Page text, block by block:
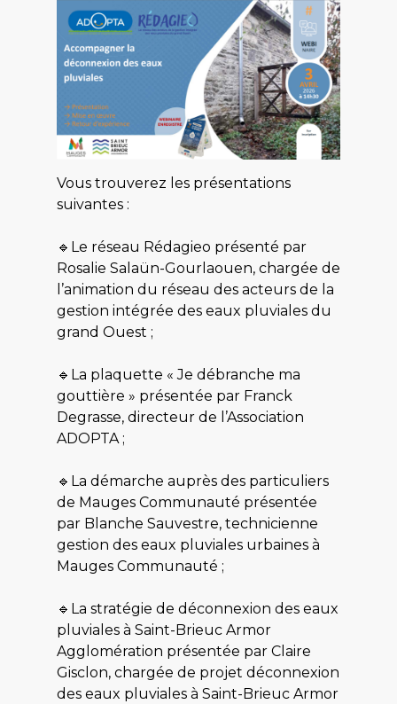
Vous trouverez les présentations
suivantes :
🔹Le réseau Rédagieo présenté par
Rosalie Salaün-Gourlaouen, chargée de
l’animation du réseau des acteurs de la
gestion intégrée des eaux pluviales du
grand Ouest ;
🔹La plaquette « Je débranche ma
gouttière » présentée par Franck
Degrasse, directeur de l’Association
ADOPTA ;
🔹La démarche auprès des particuliers
de Mauges Communauté présentée
par Blanche Sauvestre, technicienne
gestion des eaux pluviales urbaines à
Mauges Communauté ;
🔹La stratégie de déconnexion des eaux
pluviales à Saint-Brieuc Armor
Agglomération présentée par Claire
Gisclon, chargée de projet déconnexion
des eaux pluviales à Saint-Brieuc Armor